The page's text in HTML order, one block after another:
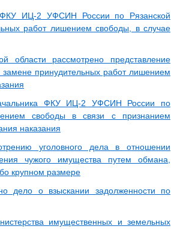
ФКУ ИЦ-2 УФСИН России по Рязанской
работ лишением свободы, в случае
рассмотрено представление
принудительных работ лишением
ФКУ ИЦ-2 УФСИН России по
свободы в связи с признанием
наказания
уголовного дела в отношении
чужого имущества путем обмана,
крупном размере
дело о взыскании задолженности по
имущественных и земельных